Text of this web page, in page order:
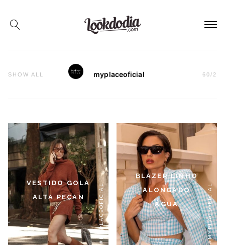
SHOW ALL myplaceoficial 60/ 2
VESTIDO GOLA
ALTA PECAN
#MYPLACEOFICIAL
BLAZER LINHO
ALONGADO
ÁGUA
#MYPLACEOFICIAL